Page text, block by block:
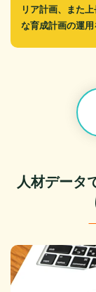
リア計画、また
な育成計画の運用
人材データ